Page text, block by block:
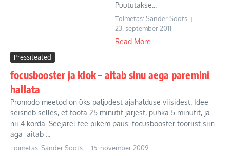
Puututakse...
Toimetas: Sander Soots
23. september 2011
Read More
Pressiteated
focusbooster ja klok – aitab sinu aega paremini
hallata
Promodo meetod on üks paljudest ajahalduse viisidest. Idee
seisneb selles, et tööta 25 minutit järjest, puhka 5 minutit, ja
nii 4 korda. Seejärel tee pikem paus. focusbooster tööriist siin
aga aitab ...
Toimetas: Sander Soots 15. november 2009